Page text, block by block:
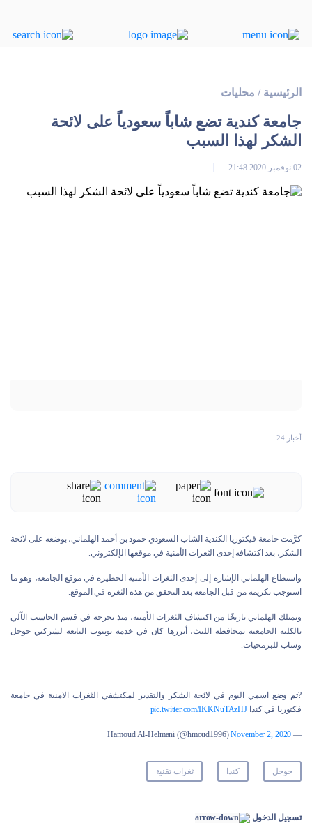
الرئيسية / محليات
جامعة كندية تضع شاباً سعودياً على لائحة
الشكر لهذا السبب
02 نوفمبر 2020 21:48
أخبار 24
كرَّمت جامعة فيكتوريا الكندية الشاب السعودي حمود بن أحمد الهلماني، بوضعه على لائحة
الشكر، بعد اكتشافه إحدى الثغرات الأمنية في موقعها الإلكتروني.
واستطاع الهلماني الإشارة إلى إحدى الثغرات الأمنية الخطيرة في موقع الجامعة، وهو ما
استوجب تكريمه من قبل الجامعة بعد التحقق من هذه الثغرة في الموقع.
ويمتلك الهلماني تاريخًا من اكتشاف الثغرات الأمنية، منذ تخرجه في قسم الحاسب الآلي
بالكلية الجامعية بمحافظة الليث، أبرزها كان في خدمة يوتيوب التابعة لشركتي جوجل
وساب للبرمجيات.
?تم وضع اسمي اليوم في لائحة الشكر والتقدير لمكتشفي الثغرات الامنية في جامعة
فكتوريا في كندا pic.twitter.com/IKKNuTAzHJ
— Hamoud Al-Helmani (@hmoud1996)
November 2, 2020
جوجل كندا ثغرات تقنية
تسجيل الدخول